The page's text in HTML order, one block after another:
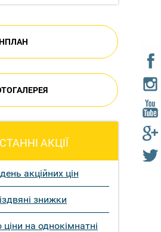
АКЦІЇ
акційних цін
знижки
на однокімнатні